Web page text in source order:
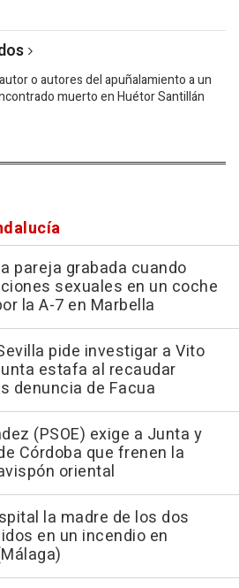
o autores del apuñalamiento a un
muerto en Huétor Santillán
pareja grabada cuando
sexuales en un coche
la A-7 en Marbella
pide investigar a Vito
estafa al recaudar
denuncia de Facua
(PSOE) exige a Junta y
Córdoba que frenen la
oriental
la madre de los dos
en un incendio en